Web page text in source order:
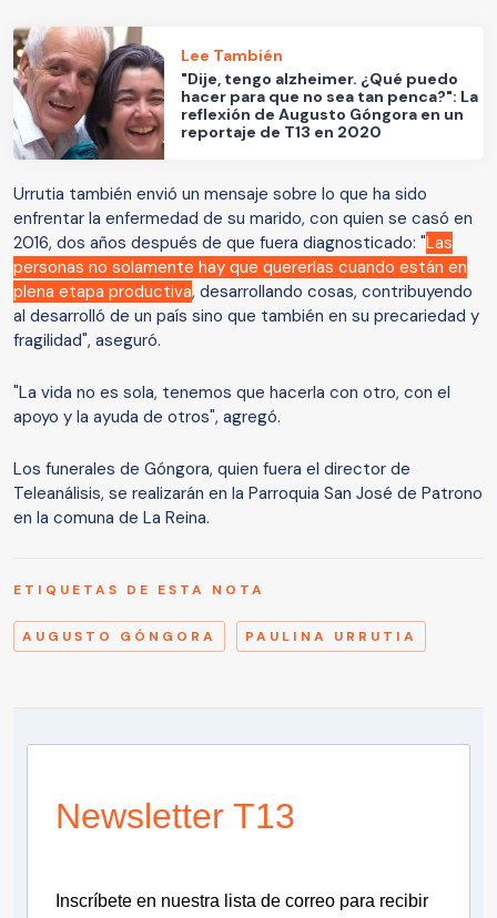
Lee También
"Dije, tengo alzheimer. ¿Qué puedo
hacer para que no sea tan penca?": La
reflexión de Augusto Góngora en un
reportaje de T13 en 2020
Urrutia también envió un mensaje sobre lo que ha sido
enfrentar la enfermedad de su marido, con quien se casó en
2016, dos años después de que fuera diagnosticado: "Las
personas no solamente hay que quererlas cuando están en
plena etapa productiva, desarrollando cosas, contribuyendo
al desarrolló de un país sino que también en su precariedad y
fragilidad", aseguró.
"La vida no es sola, tenemos que hacerla con otro, con el
apoyo y la ayuda de otros", agregó.
Los funerales de Góngora, quien fuera el director de
Teleanálisis, se realizarán en la Parroquia San José de Patrono
en la comuna de La Reina.
ETIQUETAS DE ESTA NOTA
AUGUSTO GÓNGORA PAULINA URRUTIA
Newsletter T13
Inscríbete en nuestra lista de correo para recibir